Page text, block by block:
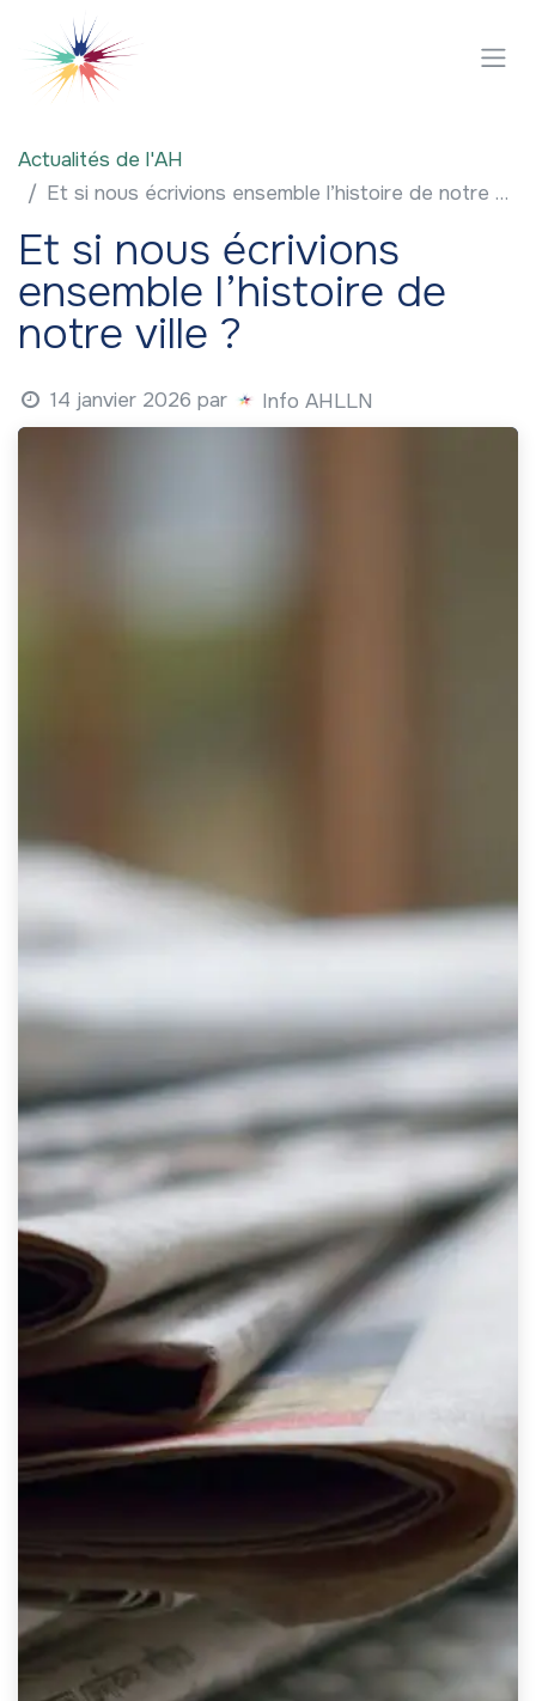
Actualités de l'AH
Et si nous écrivions ensemble l’histoire de notre ville ?
Et si nous écrivions
ensemble l’histoire de
notre ville ?
14 janvier 2026 par Info AHLLN